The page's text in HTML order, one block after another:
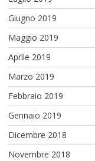
Giugno 2019
Maggio 2019
Aprile 2019
Marzo 2019
Febbraio 2019
Gennaio 2019
Dicembre 2018
Novembre 2018